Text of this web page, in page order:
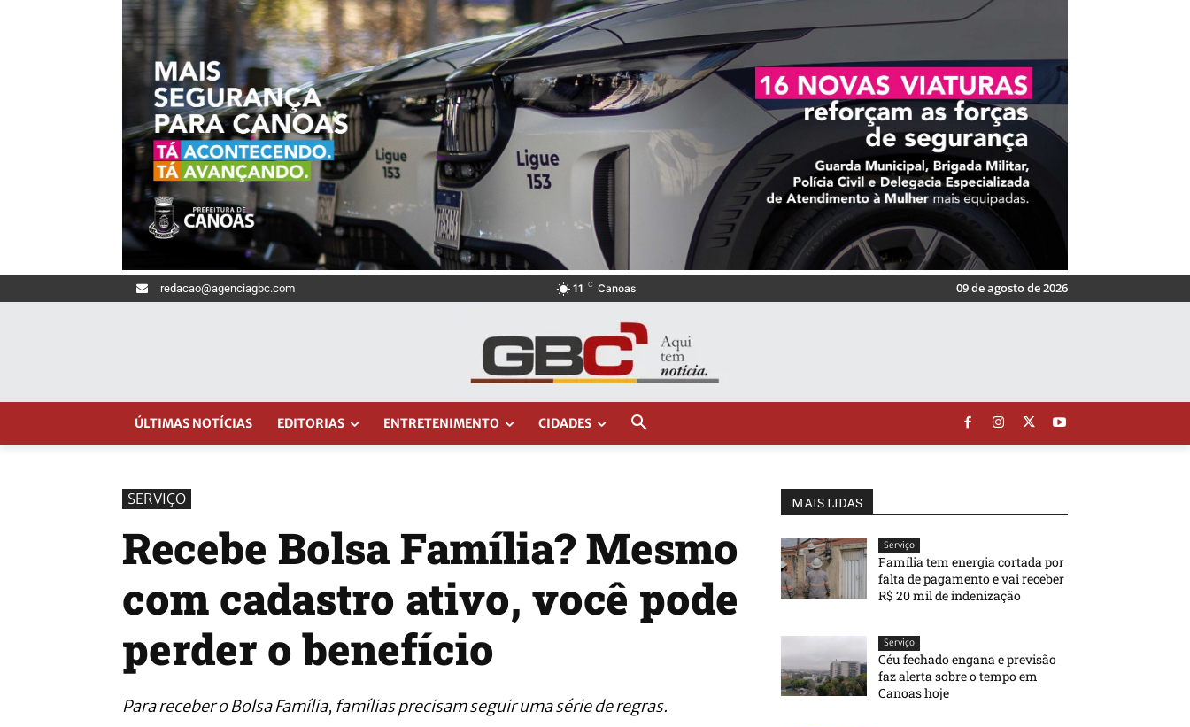
redacao@agenciagbc.com 11 C Canoas 09 de agosto de 2026
ÚLTIMAS NOTÍCIAS EDITORIAS ENTRETENIMENTO CIDADES
SERVIÇO
Recebe Bolsa Família? Mesmo
com cadastro ativo, você pode
perder o benefício
Para receber o Bolsa Família, famílias precisam seguir uma série de regras.
MAIS LIDAS
Serviço
Família tem energia cortada por
falta de pagamento e vai receber
R$ 20 mil de indenização
Serviço
Céu fechado engana e previsão
faz alerta sobre o tempo em
Canoas hoje